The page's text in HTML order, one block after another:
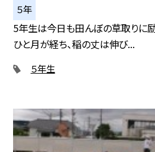
５年
5年生は今日も田んぼの草取りに
ひと月が経ち、稲の丈は伸び...
５年生